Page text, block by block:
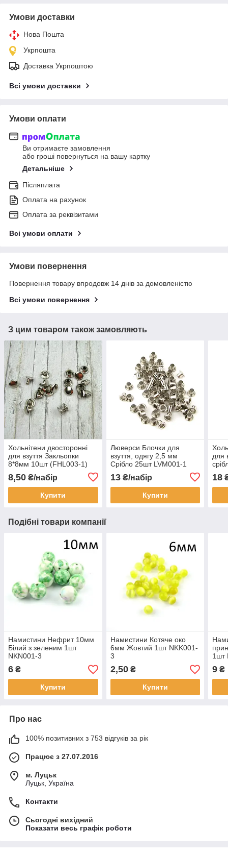
Умови доставки
Нова Пошта
Укрпошта
Доставка Укрпоштою
Всі умови доставки
Умови оплати
Ви отримаєте замовлення
або гроші повернуться на вашу картку
Детальніше
Післяплата
Оплата на рахунок
Оплата за реквізитами
Всі умови оплати
Умови повернення
Повернення товару впродовж 14 днів за домовленістю
Всі умови повернення
З цим товаром також замовляють
Хольнітени двосторонні
для взуття Закльопки
8*8мм 10шт (FHL003-1)
8,50 ₴/набір
Купити
Люверси Блочки для
взуття, одягу 2,5 мм
Срібло 25шт LVM001-1
13₴/набір
Купити
для
18
Подібні товари компанії
Намистини Нефрит 10мм
Білий з зеленим 1шт
NKN001-3
6 ₴
Купити
Намистини Котяче око
6мм Жовтий 1шт NKK001-
3
2,50₴
Купити
1шт
9 ₴
Про нас
100% позитивних з 753 відгуків за рік
Працює з 27.07.2016
м. Луцьк
Луцьк, Україна
Контакти
Сьогодні вихідний
Показати весь графік роботи